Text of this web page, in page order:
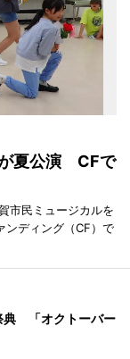
が夏公演 CFで
市民ミュージカルを
ンディング（CF）で
典 「オクトーバー